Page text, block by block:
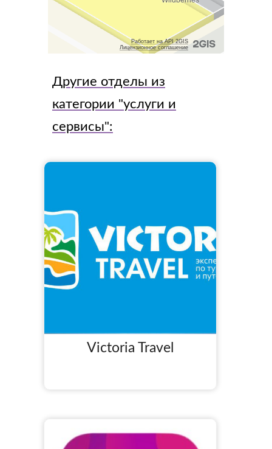
Другие отделы из
категории "услуги и
сервисы":
Victoria Travel